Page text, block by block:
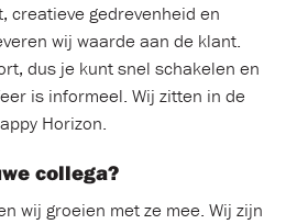
creatieve gedrevenheid en
wij waarde aan de klant.
dus je kunt snel schakelen en
is informeel. Wij zitten in de
Horizon.
collega?
wij groeien met ze mee. Wij zijn